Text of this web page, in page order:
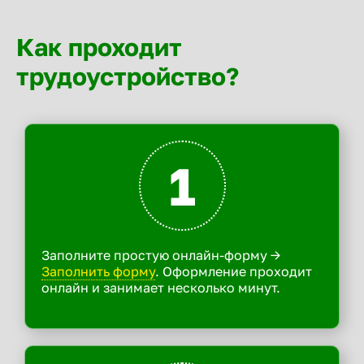
Как проходит
трудоустройство?
1
Заполните простую онлайн-форму ->
Заполнить форму. Оформление проходит
онлайн и занимает несколько минут.